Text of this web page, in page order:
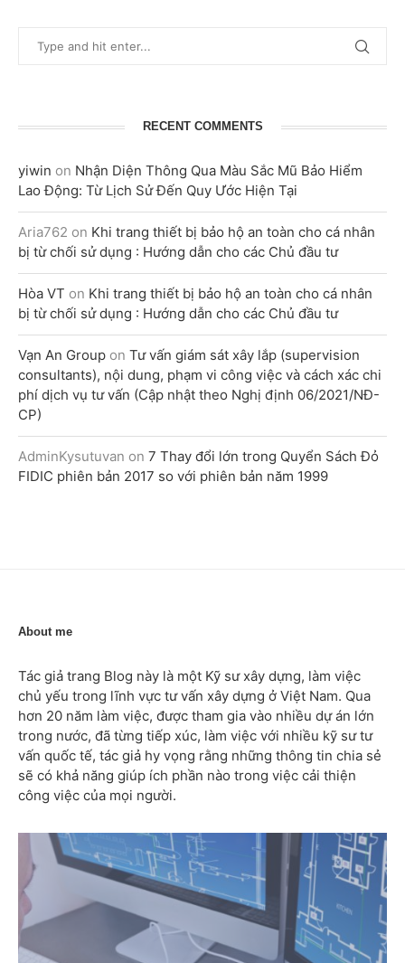
RECENT COMMENTS
yiwin on Nhận Diện Thông Qua Màu Sắc Mũ Bảo Hiểm
Lao Động: Từ Lịch Sử Đến Quy Ước Hiện Tại
Aria762 on Khi trang thiết bị bảo hộ an toàn cho cá nhân
bị từ chối sử dụng : Hướng dẫn cho các Chủ đầu tư
Hòa VT on Khi trang thiết bị bảo hộ an toàn cho cá nhân
bị từ chối sử dụng : Hướng dẫn cho các Chủ đầu tư
Vạn An Group on Tư vấn giám sát xây lắp (supervision
consultants), nội dung, phạm vi công việc và cách xác chi
phí dịch vụ tư vấn (Cập nhật theo Nghị định 06/2021/NĐ-
CP)
AdminKysutuvan on 7 Thay đổi lớn trong Quyển Sách Đỏ
FIDIC phiên bản 2017 so với phiên bản năm 1999
About me
Tác giả trang Blog này là một Kỹ sư xây dựng, làm việc
chủ yếu trong lĩnh vực tư vấn xây dựng ở Việt Nam. Qua
hơn 20 năm làm việc, được tham gia vào nhiều dự án lớn
trong nước, đã từng tiếp xúc, làm việc với nhiều kỹ sư tư
vấn quốc tế, tác giả hy vọng rằng những thông tin chia sẻ
sẽ có khả năng giúp ích phần nào trong việc cải thiện
công việc của mọi người.